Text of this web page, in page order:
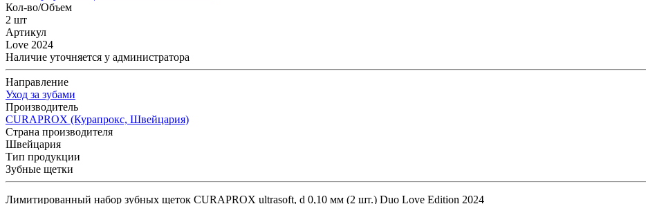
Кол-во/Объем
2 шт
Артикул
Love 2024
Наличие уточняется у администратора
Направление
Уход за зубами
Производитель
CURAPROX (Курапрокс, Швейцария)
Страна производителя
Швейцария
Тип продукции
Зубные щетки
Лимитированный набор зубных щеток CURAPROX ultrasoft, d 0,10 мм (2 шт.) Duo Love Edition 2024